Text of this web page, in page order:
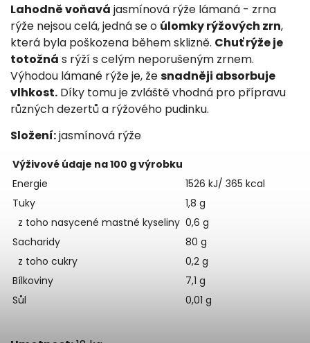
Lahodně voňavá jasmínová rýže lámaná - zrna
rýže nejsou celá, jedná se o úlomky rýžových zrn,
která byla poškozena během sklizně. Chuť rýže je
totožná s rýží s celým neporušeným zrnem.
Výhodou lámané rýže je, žesnadněji absorbuje
vlhkost. Díky tomu je zvláště vhodná pro přípravu
různých dezertů a rýžového pudinku.
Složení:jasmínová rýže
Výživové údaje na 100 g výrobku
Energie
1526 kJ/ 365 kcal
Tuky
1,8 g
z toho nasycené mastné kyseliny 0,6 g
Sacharidy
80 g
z toho cukry
0,2 g
Bílkoviny
7,1 g
Sůl
0,01 g